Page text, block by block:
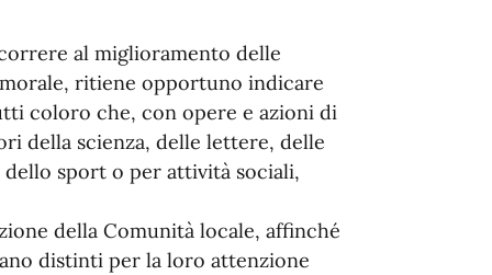
al miglioramento delle
ritiene opportuno indicare
coloro che, con opere e azioni di
della scienza, delle lettere, delle
dello sport o per attività sociali,
della Comunità locale, affinché
distinti per la loro attenzione